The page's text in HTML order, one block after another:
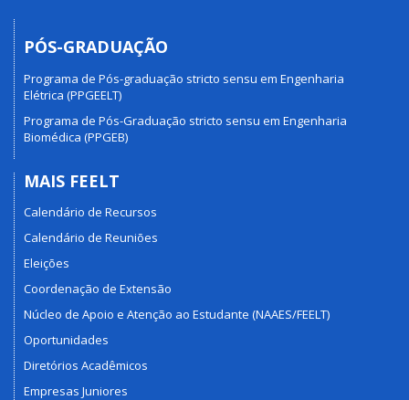
PÓS-GRADUAÇÃO
Programa de Pós-graduação stricto sensu em Engenharia
Elétrica (PPGEELT)
Programa de Pós-Graduação stricto sensu em Engenharia
Biomédica (PPGEB)
MAIS FEELT
Calendário de Recursos
Calendário de Reuniões
Eleições
Coordenação de Extensão
Núcleo de Apoio e Atenção ao Estudante (NAAES/FEELT)
Oportunidades
Diretórios Acadêmicos
Empresas Juniores